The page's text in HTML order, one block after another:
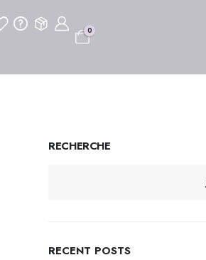
0
RECHERCHE
RECENT POSTS